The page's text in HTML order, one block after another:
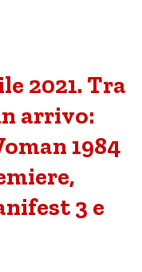
2021. Tra
arrivo:
1984
3 e